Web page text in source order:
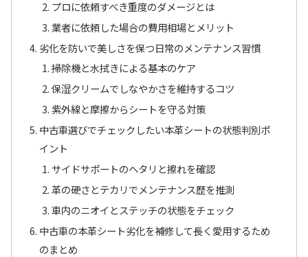
プロに依頼すべき重度のダメージとは
業者に依頼した場合の費用相場とメリット
劣化を防いで美しさを保つ日常のメンテナンス習慣
掃除機と水拭きによる基本のケア
保湿クリームでしなやかさを維持するコツ
紫外線と摩擦からシートを守る対策
中古車選びでチェックしたい本革シートの状態判別ポ
イント
サイドサポートのヘタリと擦れを確認
革の硬さとテカリでメンテナンス歴を推測
車内のニオイとステッチの状態をチェック
中古車の本革シート劣化を補修して長く愛用するため
のまとめ